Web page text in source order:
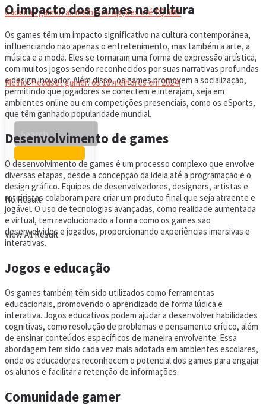
Cadeiras gamer: as melhores opções até R$ 800!
HEADSET
Melhor headset gamer: os 10 melhores em 2024!
No Result
View All Result
O impacto dos games na cultura
Os games têm um impacto significativo na cultura contemporânea,
influenciando não apenas o entretenimento, mas também a arte, a
música e a moda. Eles se tornaram uma forma de expressão artística,
com muitos jogos sendo reconhecidos por suas narrativas profundas
e design inovador. Além disso, os games promovem a socialização,
permitindo que jogadores se conectem e interajam, seja em
ambientes online ou em competições presenciais, como os eSports,
que têm ganhado popularidade mundial.
Desenvolvimento de games
O desenvolvimento de games é um processo complexo que envolve
diversas etapas, desde a concepção da ideia até a programação e o
design gráfico. Equipes de desenvolvedores, designers, artistas e
roteiristas colaboram para criar um produto final que seja atraente e
jogável. O uso de tecnologias avançadas, como realidade aumentada
e virtual, tem revolucionado a forma como os games são
desenvolvidos e jogados, proporcionando experiências imersivas e
interativas.
Jogos e educação
Os games também têm sido utilizados como ferramentas
educacionais, promovendo o aprendizado de forma lúdica e
interativa. Jogos educativos podem ajudar a desenvolver habilidades
cognitivas, como resolução de problemas e pensamento crítico, além
de ensinar conteúdos específicos de maneira envolvente. Essa
abordagem tem sido cada vez mais adotada em ambientes escolares,
onde os educadores reconhecem o potencial dos games para engajar
os alunos e facilitar a retenção de informações.
Comunidade gamer